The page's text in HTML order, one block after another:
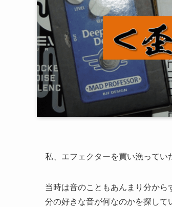
私、エフェクターを買い漁ってい
当時は音のこともあんまり分か
分の好きな音が何なのかを探して